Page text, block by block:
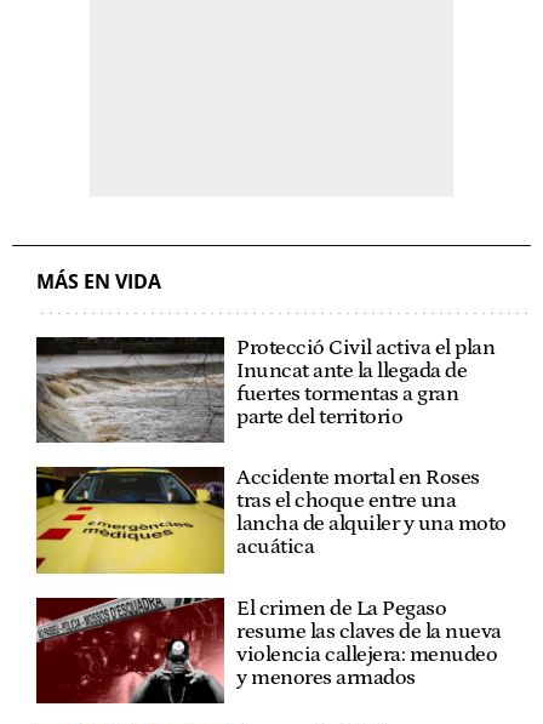
MÁS EN VIDA
Protecció Civil activa el plan
Inuncat ante la llegada de
fuertes tormentas a gran
parte del territorio
Accidente mortal en Roses
tras el choque entre una
lancha de alquiler y una moto
acuática
El crimen de La Pegaso
resume las claves de la nueva
violencia callejera: menudeo
y menores armados